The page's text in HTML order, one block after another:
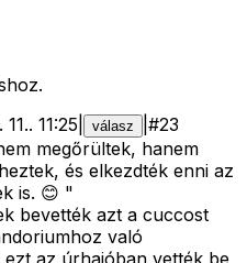
. 11:25 válasz #23
megőrültek, hanem
és elkezdték enni az
is. 😊 "
bevették azt a cuccost
való